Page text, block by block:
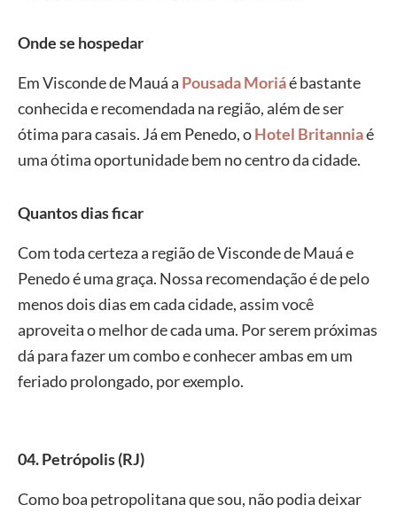
Onde se hospedar
Em Visconde de Mauá a Pousada Moriáé bastante
conhecida e recomendada na região, além de ser
ótima para casais. Já em Penedo, oHotel Britanniaé
uma ótima oportunidade bem no centro da cidade.
Quantos dias ficar
Com toda certeza a região de Visconde de Mauá e
Penedo é uma graça. Nossa recomendação é de pelo
menos dois dias em cada cidade, assim você
aproveita o melhor de cada uma. Por serem próximas
dá para fazer um combo e conhecer ambas em um
feriado prolongado, por exemplo.
04. Petrópolis (RJ)
Como boa petropolitana que sou, não podia deixar